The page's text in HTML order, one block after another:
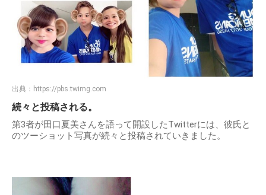
出典： https://pbs.twimg.com
続々と投稿される。
第3者が田口夏美さんを語って開設したTwitterには、彼氏と
のツーショット写真が続々と投稿されていきました。